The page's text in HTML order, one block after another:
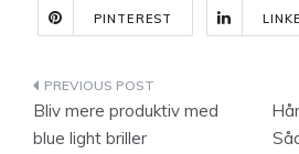
PINTEREST
Indlægsnavigation
Bliv mere produktiv med
blue light briller